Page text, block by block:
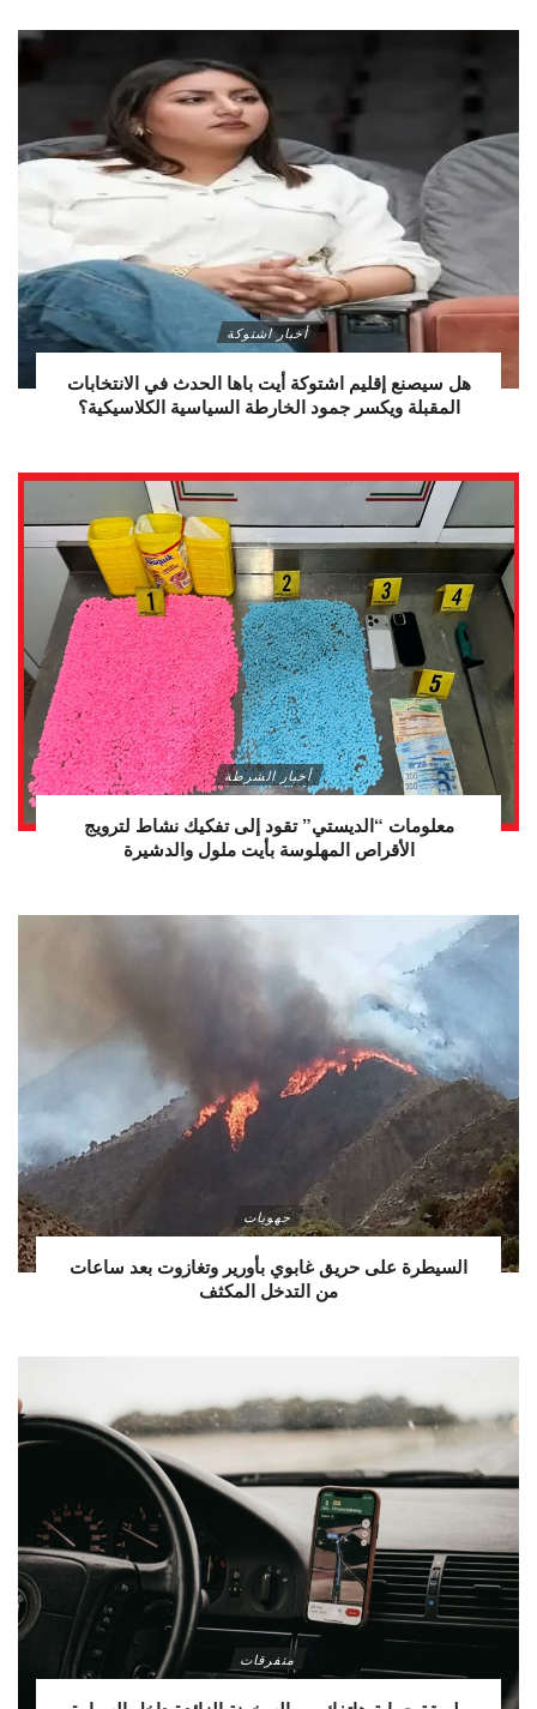
أخبار اشتوكة
هل سيصنع إقليم اشتوكة أيت باها الحدث في الانتخابات
المقبلة ويكسر جمود الخارطة السياسية الكلاسيكية؟
أخبار الشرطة
معلومات “الديستي” تقود إلى تفكيك نشاط لترويج
الأقراص المهلوسة بأيت ملول والدشيرة
جهويات
السيطرة على حريق غابوي بأورير وتغازوت بعد ساعات
من التدخل المكثف
متفرقات